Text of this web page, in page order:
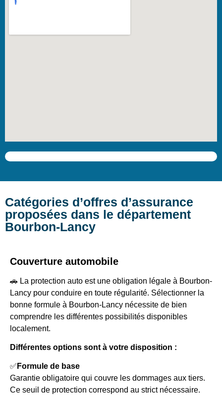
Catégories d’offres d’assurance
proposées dans le département
Bourbon-Lancy
Couverture automobile
🚗 La protection auto est une obligation légale à Bourbon-
Lancy pour conduire en toute régularité. Sélectionner la
bonne formule à Bourbon-Lancy nécessite de bien
comprendre les différentes possibilités disponibles
localement.
Différentes options sont à votre disposition :
✅ Formule de base
Garantie obligatoire qui couvre les dommages aux tiers.
Ce seuil de protection correspond au strict nécessaire.